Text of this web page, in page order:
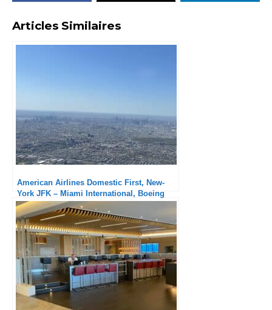
Articles Similaires
American Airlines Domestic First, New-
York JFK – Miami International, Boeing
737-800 : Service plutôt attentionné